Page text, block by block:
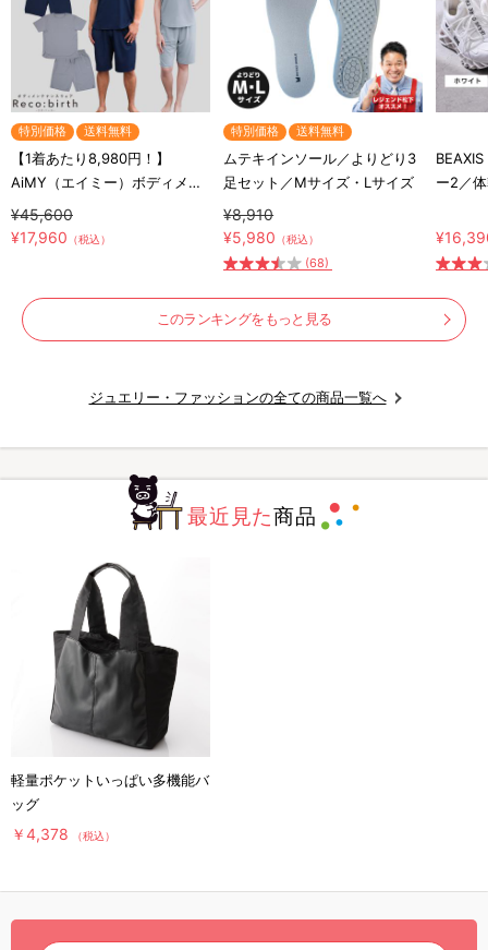
特別価格 送料無料
【1着あたり8,980円！】
AiMY（エイミー）ボディメン
テナンスウェア リカバース／
半袖半ズボン／2着セット／上
¥45,600
¥17,960 （税込）
特別価格 送料無料
ムテキインソール／よりどり3
足セット／Mサイズ・Lサイズ
¥8,910
¥5,980 （税込）
(68)
ー2／
このランキングをもっと見る
ジュエリー・ファッションの全ての商品一覧へ
最近見た商品
軽量ポケットいっぱい多機能バ
ッグ
￥4,378 （税込）